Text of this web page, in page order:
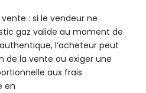
: si le vendeur ne
gaz valide au moment de
l’acheteur peut
de la vente ou exiger une
aux frais
en